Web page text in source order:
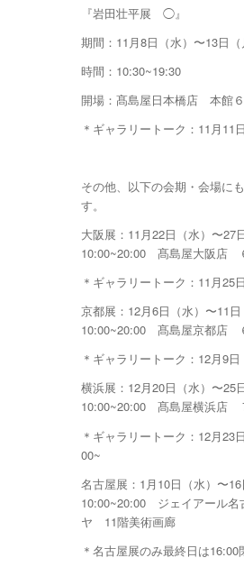
『岩田壮平展 ◯』
期間：11月8日（水）〜13日（
時間：10:30~19:30
開場：髙島屋日本橋店 本館
＊ギャラリートーク：11月11
その他、以下の会期・会場に
す。
大阪展：11月22日（水）〜27
10:00~20:00 髙島屋大阪店
＊ギャラリートーク：11月25
京都展：12月6日（水）〜11日
10:00~20:00 髙島屋京都店
＊ギャラリートーク：12月9
横浜展：12月20日（水）〜25
10:00~20:00 髙島屋横浜店
＊ギャラリートーク：12月23
00~
名古屋展：1月10日（水）〜16
10:00~20:00 ジェイアール名
ヤ 11階美術画廊
＊名古屋展のみ最終日は16:00